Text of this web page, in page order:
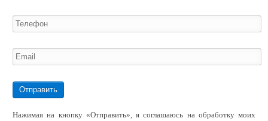
Отправить
Нажимая на кнопку «Отправить», я соглашаюсь на обработку моих